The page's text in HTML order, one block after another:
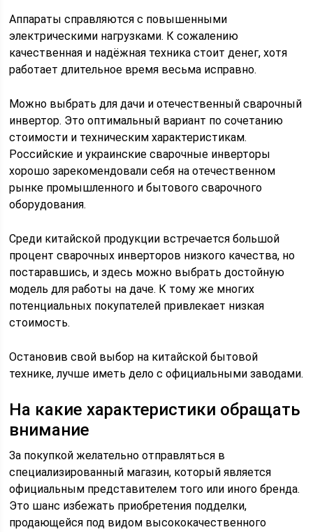
Аппараты справляются с повышенными
электрическими нагрузками. К сожалению
качественная и надёжная техника стоит денег, хотя
работает длительное время весьма исправно.
Можно выбрать для дачи и отечественный сварочный
инвертор. Это оптимальный вариант по сочетанию
стоимости и техническим характеристикам.
Российские и украинские сварочные инверторы
хорошо зарекомендовали себя на отечественном
рынке промышленного и бытового сварочного
оборудования.
Среди китайской продукции встречается большой
процент сварочных инверторов низкого качества, но
постаравшись, и здесь можно выбрать достойную
модель для работы на даче. К тому же многих
потенциальных покупателей привлекает низкая
стоимость.
Остановив свой выбор на китайской бытовой
технике, лучше иметь дело с официальными заводами.
На какие характеристики обращать
внимание
За покупкой желательно отправляться в
специализированный магазин, который является
официальным представителем того или иного бренда.
Это шанс избежать приобретения подделки,
продающейся под видом высококачественного